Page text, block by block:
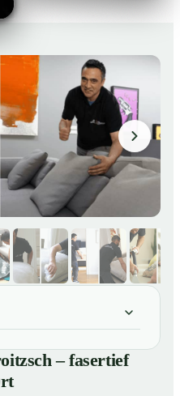
– fasertief sauber &
– fasertief